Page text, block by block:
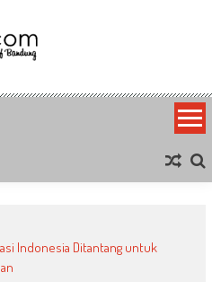
Indonesia Ditantang untuk